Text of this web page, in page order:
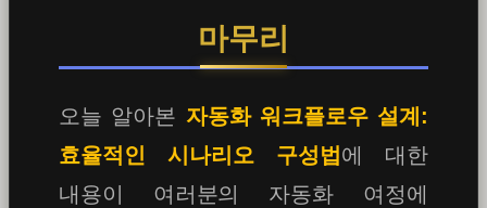
마무리
오늘 알아본 자동화 워크플로우 설계:
효율적인 시나리오 구성법 에 대한
내용이 여러분의 자동화 여정에